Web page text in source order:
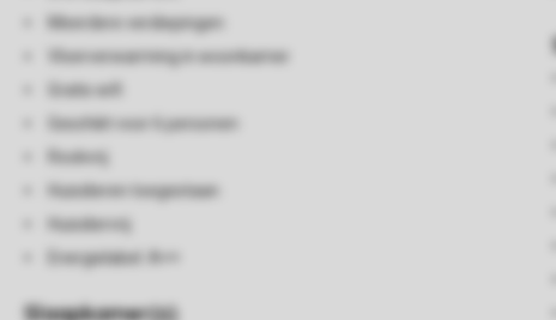
Meerdere verdiepingen
Vloerverwarming in woonkamer
Gratis wifi
Geschikt voor 6 personen
Rookvrij
Huisdieren toegestaan
Huisdiervrij
Energielabel: A++
Slaapkamer(s)